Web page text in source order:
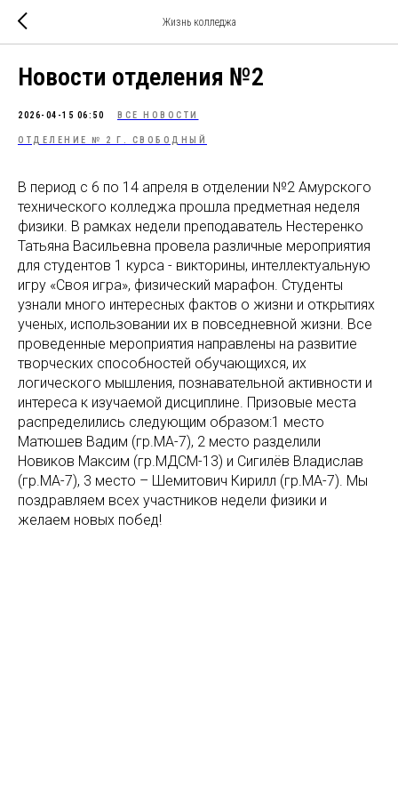
Жизнь колледжа
Новости отделения №2
2026-04-15 06:50 ВСЕ НОВОСТИ
ОТДЕЛЕНИЕ № 2 Г. СВОБОДНЫЙ
В период с 6 по 14 апреля в отделении №2 Амурского
технического колледжа прошла предметная неделя
физики. В рамках недели преподаватель Нестеренко
Татьяна Васильевна провела различные мероприятия
для студентов 1 курса - викторины, интеллектуальную
игру «Своя игра», физический марафон. Студенты
узнали много интересных фактов о жизни и открытиях
ученых, использовании их в повседневной жизни. Все
проведенные мероприятия направлены на развитие
творческих способностей обучающихся, их
логического мышления, познавательной активности и
интереса к изучаемой дисциплине. Призовые места
распределились следующим образом:1 место
Матюшев Вадим (гр.МА-7), 2 место разделили
Новиков Максим (гр.МДСМ-13) и Сигилёв Владислав
(гр.МА-7), 3 место – Шемитович Кирилл (гр.МА-7). Мы
поздравляем всех участников недели физики и
желаем новых побед!